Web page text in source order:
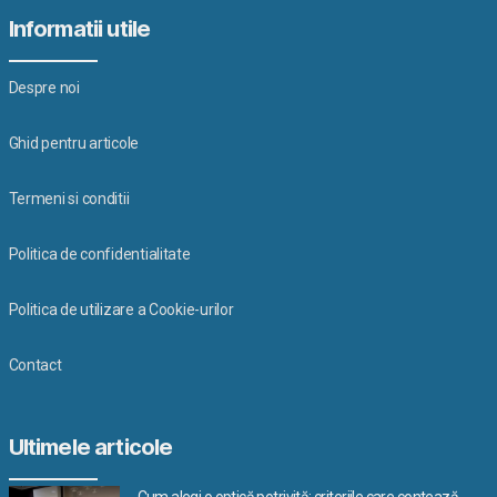
Informatii utile
Despre noi
Ghid pentru articole
Termeni si conditii
Politica de confidentialitate
Politica de utilizare a Cookie-urilor
Contact
Ultimele articole